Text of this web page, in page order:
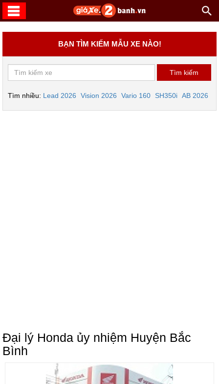
BẠN TÌM KIẾM MẪU XE NÀO!
Tìm nhiều: Lead 2026 Vision 2026 Vario 160 SH350i AB 2026
Đại lý Honda ủy nhiệm Huyện Bắc
Bình